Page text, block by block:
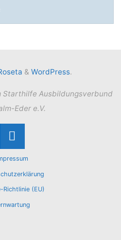
& WordPress.
Starthilfe Ausbildungsverbund
Eder e.V.
Richtlinie (EU)
Back
to
Top